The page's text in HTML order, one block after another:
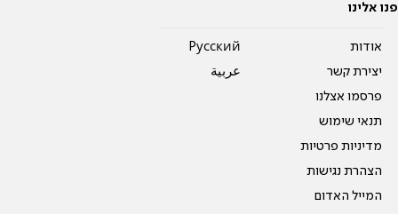
פנו אלינו
אודות
יצירת קשר
פרסמו אצלנו
תנאי שימוש
מדיניות פרטיות
הצהרת נגישות
המייל האדום
Pусский
عربية